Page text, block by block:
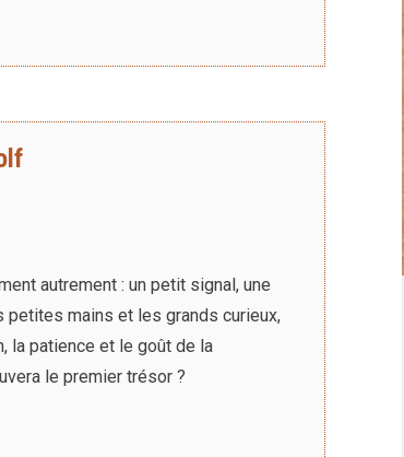
autrement : un petit signal, une
petites mains et les grands curieux,
la patience et le goût de la
le premier trésor ?